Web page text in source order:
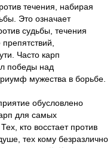
течения, набирая
Это означает
судьбы, течения
Часто карп
победы над
мужества в борьбе.
обусловлено
для самых
кто восстает против
тех кому безразлично